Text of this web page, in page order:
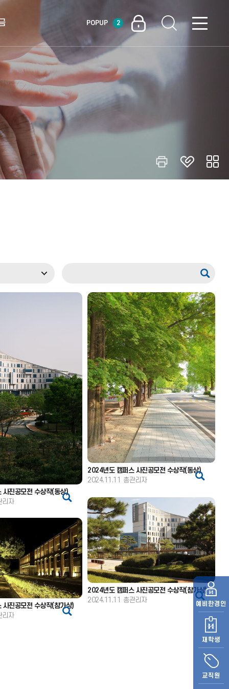
POPUP 2
예비 한경인
재학생
교직원
진공모전 수상작(동상)
리자
2024년도 캠퍼스 사진공모전 수상작(동상)
2024.11.11 총관리자
2024년도 캠퍼스 사진공모전 수상작(참가상)
2024.11.11 총관리자
진공모전 수상작(참가상)
리자